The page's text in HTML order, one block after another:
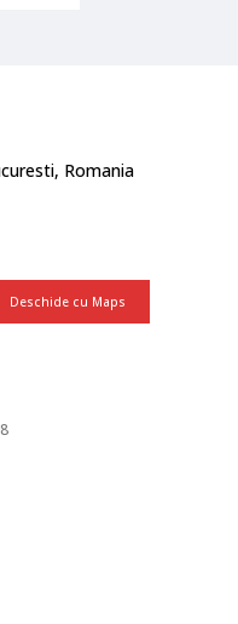
Romania
Deschide cu Maps